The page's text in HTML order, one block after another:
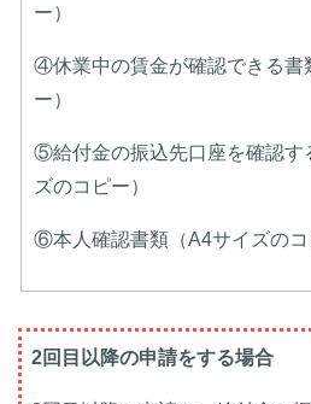
ー）
④休業中の賃金が確認できる書
ー）
⑤給付金の振込先口座を確認す
ズのコピー）
⑥本人確認書類（A4サイズのコ
2回目以降の申請をする場合